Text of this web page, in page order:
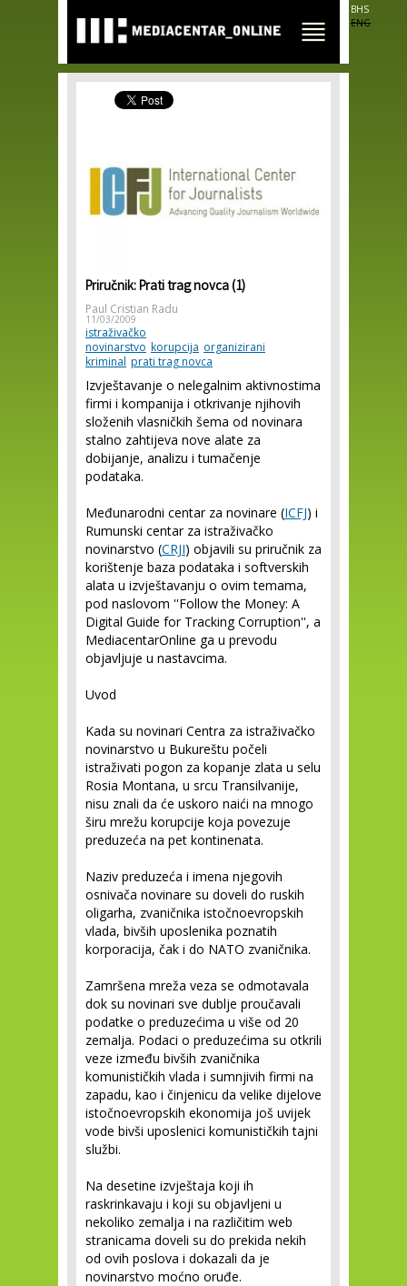
main
content
BHS
ENG
Priručnik: Prati trag novca (1)
Paul Cristian Radu
11/03/2009
istraživačko
novinarstvo korupcija organizirani
kriminal prati trag novca
Izvještavanje o nelegalnim aktivnostima
firmi i kompanija i otkrivanje njihovih
složenih vlasničkih šema od novinara
stalno zahtijeva nove alate za
dobijanje, analizu i tumačenje
podataka.
Međunarodni centar za novinare (ICFJ) i
Rumunski centar za istraživačko
novinarstvo (CRJI) objavili su priručnik za
korištenje baza podataka i softverskih
alata u izvještavanju o ovim temama,
pod naslovom ''Follow the Money: A
Digital Guide for Tracking Corruption'', a
MediacentarOnline ga u prevodu
objavljuje u nastavcima.
Uvod
Kada su novinari Centra za istraživačko
novinarstvo u Bukureštu počeli
istraživati pogon za kopanje zlata u selu
Rosia Montana, u srcu Transilvanije,
nisu znali da će uskoro naići na mnogo
širu mrežu korupcije koja povezuje
preduzeća na pet kontinenata.
Naziv preduzeća i imena njegovih
osnivača novinare su doveli do ruskih
oligarha, zvaničnika istočnoevropskih
vlada, bivših uposlenika poznatih
korporacija, čak i do NATO zvaničnika.
Zamršena mreža veza se odmotavala
dok su novinari sve dublje proučavali
podatke o preduzećima u više od 20
zemalja. Podaci o preduzećima su otkrili
veze između bivših zvaničnika
komunističkih vlada i sumnjivih firmi na
zapadu, kao i činjenicu da velike dijelove
istočnoevropskih ekonomija još uvijek
vode bivši uposlenici komunističkih tajni
službi.
Na desetine izvještaja koji ih
raskrinkavaju i koji su objavljeni u
nekoliko zemalja i na različitim web
stranicama doveli su do prekida nekih
od ovih poslova i dokazali da je
novinarstvo moćno oruđe.